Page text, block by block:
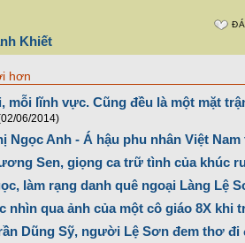
Khiết
hơn
mỗi lĩnh vực. Cũng đều là một mặt
06/2014)
Ngọc Anh - Á hậu phu nhân Việt
Sen, giọng ca trữ tình của khúc
làm rạng danh quê ngoại Làng Lệ
nhìn qua ảnh của một cô giáo 8X khi
Dũng Sỹ, người Lệ Sơn đem thơ